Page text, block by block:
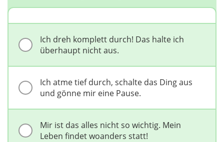
Ich dreh komplett durch! Das halte ich
überhaupt nicht aus.
Ich atme tief durch, schalte das Ding aus
und gönne mir eine Pause.
Mir ist das alles nicht so wichtig. Mein
Leben findet woanders statt!